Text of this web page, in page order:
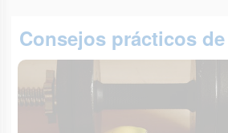
Consejos prácticos